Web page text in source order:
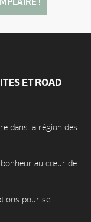
ET ROAD
dans la région des
bonheur au cœur de
pour se